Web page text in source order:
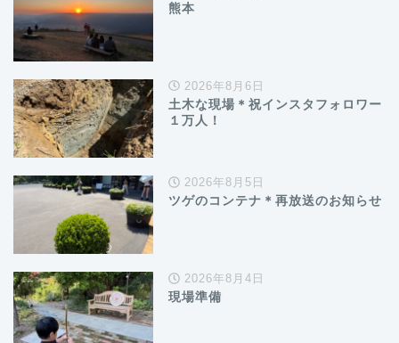
熊本
2026年8月6日
土木な現場＊祝インスタフォロワー
１万人！
2026年8月5日
ツゲのコンテナ＊再放送のお知らせ
2026年8月4日
現場準備